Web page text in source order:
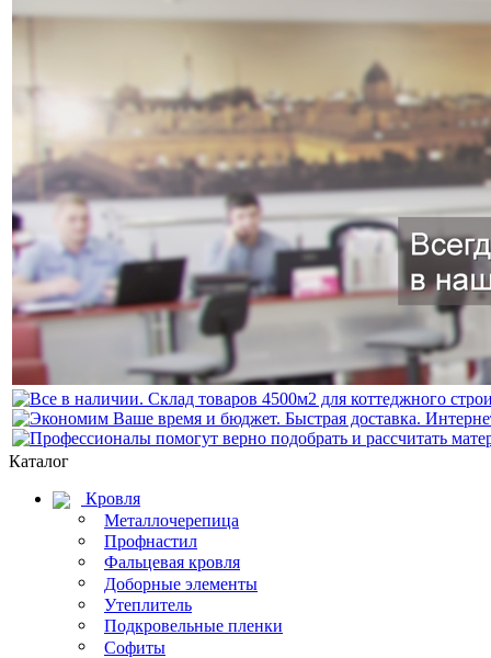
Каталог
Кровля
Металлочерепица
Профнастил
Фальцевая кровля
Доборные элементы
Утеплитель
Подкровельные пленки
Софиты